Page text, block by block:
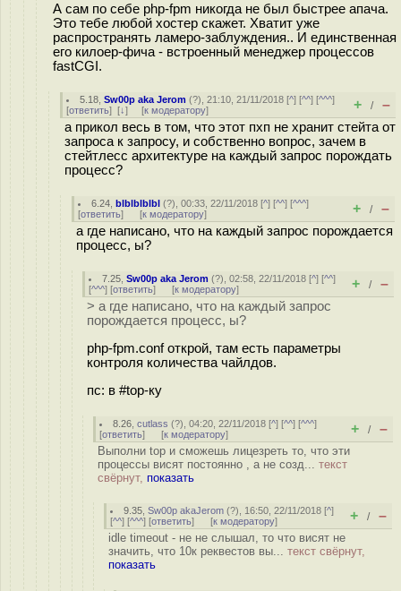
А сам по себе php-fpm никогда не был быстрее апача.
Это тебе любой хостер скажет. Хватит уже
распространять ламеро-заблуждения.. И единственная
его килоер-фича - встроенный менеджер процессов
fastCGI.
5.18 ,Sw00p aka Jerom (?), 21:10, 21/11/2018 [^] [^^] [^^^]
[ответить] [↓] [к модератору] + / –
а прикол весь в том, что этот пхп не хранит стейта от
запроса к запросу, и собственно вопрос, зачем в
стейтлесс архитектуре на каждый запрос порождать
процесс?
6.24 ,blblblblbl (?), 00:33, 22/11/2018 [^] [^^] [^^^]
[ответить] [к модератору] + / –
а где написано, что на каждый запрос порождается
процесс, ы?
7.25 ,Sw00p aka Jerom (?), 02:58, 22/11/2018 [^] [^^]
[^^^] [ответить] [к модератору] + / –
> а где написано, что на каждый запрос
порождается процесс, ы?
php-fpm.conf открой, там есть параметры
контроля количества чайлдов.
пс: в #top-ку
8.26 ,cutlass (?), 04:20, 22/11/2018 [^] [^^] [^^^]
[ответить] [к модератору] + / –
Выполни top и сможешь лицезреть то, что эти
процессы висят постоянно , а не созд... текст
свёрнут, показать
9.35 ,Sw00p akaJerom (?), 16:50, 22/11/2018 [^]
[^^] [^^^] [ответить] [к модератору] + / –
idle timeout - не не слышал, то что висят не
значить, что 10к реквестов вы... текст свёрнут,
показать